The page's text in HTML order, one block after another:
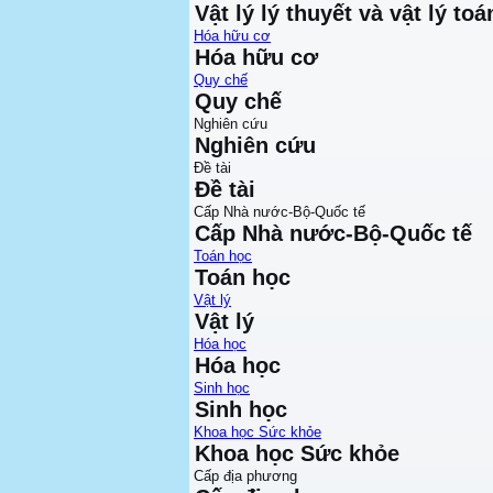
Vật lý lý thuyết và vật lý
Hóa hữu cơ
Hóa hữu cơ
Quy chế
Quy chế
Nghiên cứu
Nghiên cứu
Đề tài
Đề tài
Cấp Nhà nước-Bộ-Quốc tế
Cấp Nhà nước-Bộ-Quốc tế
Toán học
Toán học
Vật lý
Vật lý
Hóa học
Hóa học
Sinh học
Sinh học
Khoa học Sức khỏe
Khoa học Sức khỏe
Cấp địa phương